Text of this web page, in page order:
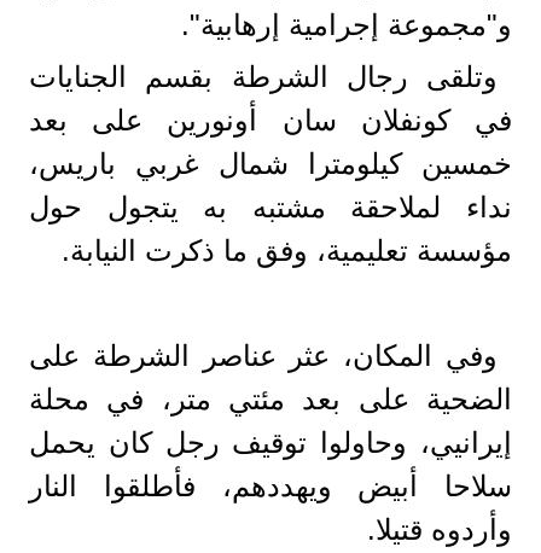
و"مجموعة إجرامية إرهابية".
وتلقى رجال الشرطة بقسم الجنايات
في كونفلان سان أونورين على بعد
خمسين كيلومترا شمال غربي باريس،
نداء لملاحقة مشتبه به يتجول حول
مؤسسة تعليمية، وفق ما ذكرت النيابة.
وفي المكان، عثر عناصر الشرطة على
الضحية على بعد مئتي متر، في محلة
إيرانيي، وحاولوا توقيف رجل كان يحمل
سلاحا أبيض ويهددهم، فأطلقوا النار
وأردوه قتيلا.